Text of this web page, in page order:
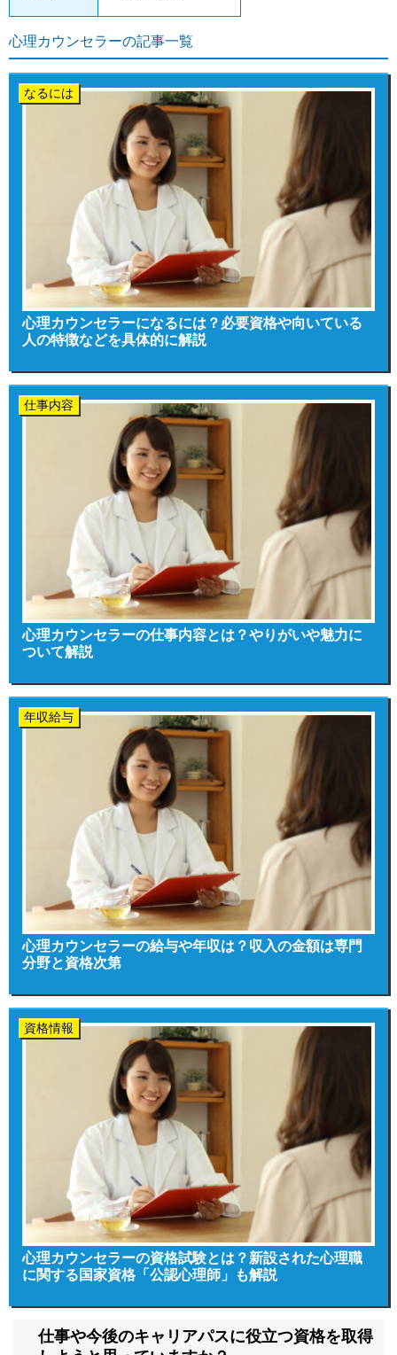
心理カウンセラーの記事一覧
なるには
心理カウンセラーになるには？必要資格や向いている
人の特徴などを具体的に解説
仕事内容
心理カウンセラーの仕事内容とは？やりがいや魅力に
ついて解説
年収給与
心理カウンセラーの給与や年収は？収入の金額は専門
分野と資格次第
資格情報
心理カウンセラーの資格試験とは？新設された心理職
に関する国家資格「公認心理師」も解説
仕事や今後のキャリアパスに役立つ資格を取得